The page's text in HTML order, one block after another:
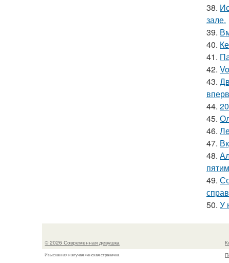
38.
зале.
39.
40.
41.
42.
43.
44.
45.
46.
47.
48.
49.
50. У
© 2026 Современная девушка
Изысканная и жгучая женская страничка